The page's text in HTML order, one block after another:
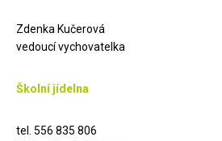
Zdenka Kučerová
vedoucí vychovatelka
Školní jídelna
tel. 556 835 806